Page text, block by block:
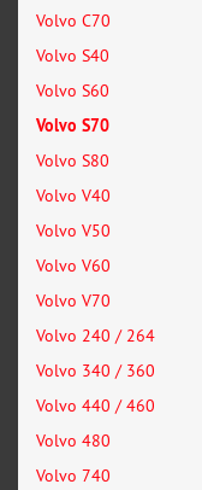
Volvo C70
Volvo S40
Volvo S60
Volvo S70
Volvo S80
Volvo V40
Volvo V50
Volvo V60
Volvo V70
Volvo 240 / 264
Volvo 340 / 360
Volvo 440 / 460
Volvo 480
Volvo 740